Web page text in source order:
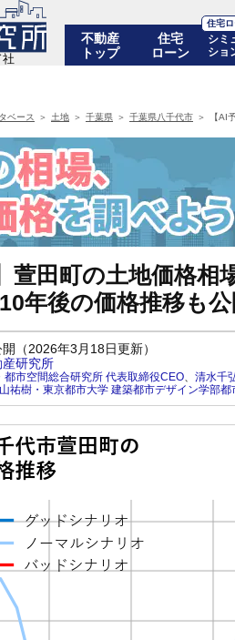
不動産
トップ
住宅
ローン
住宅
シミ
ショ
ベース 土地 千葉県 千葉県八千代市 【AI
萱田町の土地価格相
年後の価格推移も
（2026年3月18日更新）
産研究所
都市空間総合研究所 代表取締役CEO、 清水千
祐樹・東京都市大学 建築都市デザイン学部都